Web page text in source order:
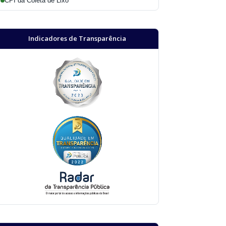
Indicadores de Transparência